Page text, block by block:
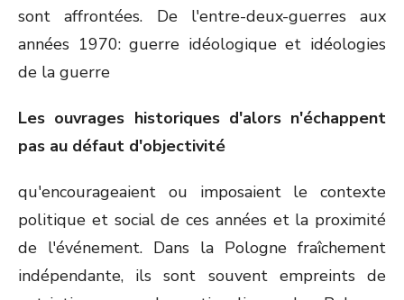
sont affrontées. De l'entre-deux-guerres aux
années 1970: guerre idéologique et idéologies
de la guerre
Les ouvrages historiques d'alors n'échappent
pas au défaut d'objectivité
qu'encourageaient ou imposaient le contexte
politique et social de ces années et la proximité
de l'événement. Dans la Pologne fraîchement
indépendante, ils sont souvent empreints de